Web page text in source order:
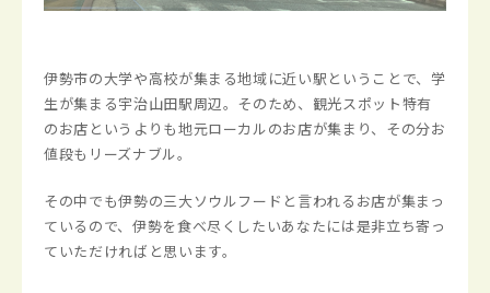
伊勢市の大学や高校が集まる地域に近い駅ということで、学
生が集まる宇治山田駅周辺。そのため、観光スポット特有
のお店というよりも地元ローカルのお店が集まり、その分お
値段もリーズナブル。
その中でも伊勢の三大ソウルフードと言われるお店が集まっ
ているので、伊勢を食べ尽くしたいあなたには是非立ち寄っ
ていただければと思います。